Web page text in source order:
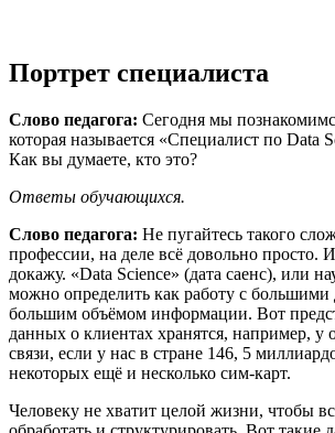
Портрет специалиста
Слово педагога: Сегодня мы
которая называется «Специалист по Data
Как вы думаете, кто это?
Ответы обучающихся.
Слово педагога: Не пугайтесь такого
профессии, на деле всё довольно просто.
докажу. «Data Science» (дата саенс), или
можно определить как работу с
большим объёмом информации. Вот
данных о клиентах хранятся, например, у
связи, если у нас в стране 146, 5
некоторых ещё и несколько сим-карт.
Человеку не хватит целой жизни, чтобы